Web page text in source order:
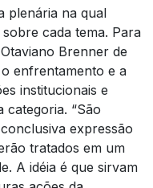
plenária na qual
cada tema. Para
Brenner de
enfrentamento e a
institucionais e
categoria. “São
expressão
tratados em um
A idéia é que sirvam